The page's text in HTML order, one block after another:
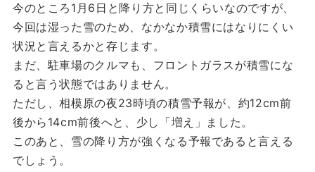
今のところ1月6日と降り方と同じくらいなのですが、
今回は湿った雪のため、なかなか積雪にはなりにくい
状況と言えるかと存じます。
まだ、駐車場のクルマも、フロントガラスが積雪にな
ると言う状態ではありません。
ただし、相模原の夜23時頃の積雪予報が、約12cm前
後から14cm前後へと、少し「増え」ました。
このあと、雪の降り方が強くなる予報であると言える
でしょう。